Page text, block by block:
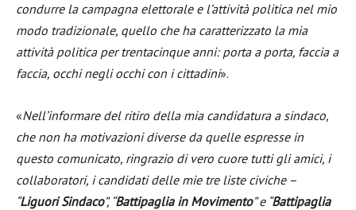
condurre la campagna elettorale e l’attività politica nel mio
modo tradizionale, quello che ha caratterizzato la mia
attività politica per trentacinque anni: porta a porta, faccia a
faccia, occhi negli occhi con i cittadini».
«Nell’informare del ritiro della mia candidatura a sindaco,
che non ha motivazioni diverse da quelle espresse in
questo comunicato, ringrazio di vero cuore tutti gli amici, i
collaboratori, i candidati delle mie tre liste civiche –
“Liguori Sindaco”, “Battipaglia in Movimento” e “Battipaglia